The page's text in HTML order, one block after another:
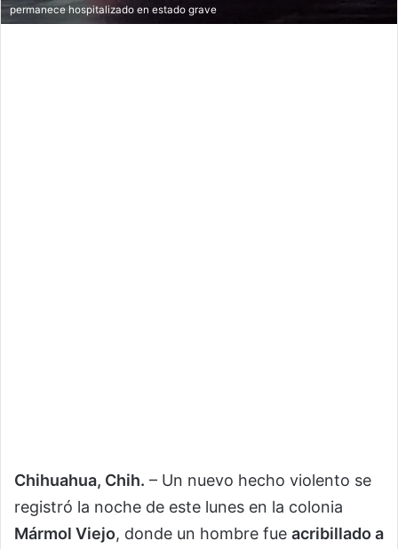
permanece hospitalizado en estado grave
Chihuahua, Chih. – Un nuevo hecho violento se
registró la noche de este lunes en la colonia
Mármol Viejo, donde un hombre fue acribillado a